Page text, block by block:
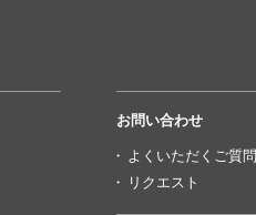
お問い合わせ
よくいただくご質問
リクエスト